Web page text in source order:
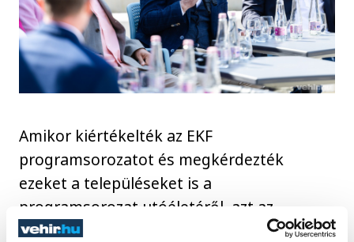
Amikor kiértékelték az EKF
programsorozatot és megkérdezték
ezeket a településeket is a
programsorozat utóéletéről, azt az
eredményt kapták, hogy sokan a sikereken